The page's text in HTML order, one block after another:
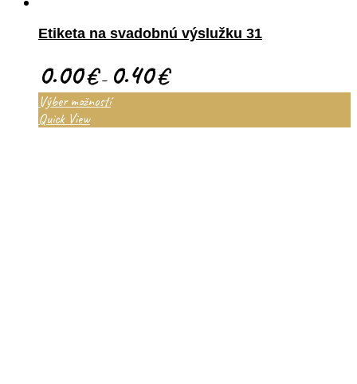
Etiketa na svadobnú výslužku 31
0.00€– 0.40€
Výber možností
Quick View